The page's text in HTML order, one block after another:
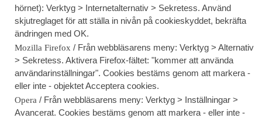
hörnet): Verktyg > Internetalternativ > Sekretess. Använd
skjutreglaget för att ställa in nivån på cookieskyddet, bekräfta
ändringen med OK.
Mozilla Firefox / Från webbläsarens meny: Verktyg > Alternativ
> Sekretess. Aktivera Firefox-fältet: "kommer att använda
användarinställningar". Cookies bestäms genom att markera -
eller inte - objektet Acceptera cookies.
Opera / Från webbläsarens meny: Verktyg > Inställningar >
Avancerat. Cookies bestäms genom att markera - eller inte -